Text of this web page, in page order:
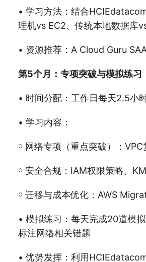
• 学习方法：结合
理机vs EC2、传统本地数据库
• 资源推荐：A Cloud Guru
第5个月：专项突破与模拟练习
• 时间分配：工作日每天2.5小
• 学习内容：
￮ 网络专项（重点突破）：
￮ 安全合规：IAM权限策略、
￮ 迁移与成本优化：AWS
• 模拟练习：每天完成20道模
标注网络相关错题
• 优势发挥：利用